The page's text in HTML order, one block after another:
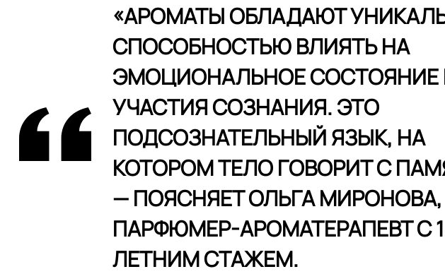
«АРОМАТЫ ОБЛАДАЮТ
СПОСОБНОСТЬЮ ВЛИЯТЬ НА
ЭМОЦИОНАЛЬНОЕ СОСТОЯНИЕ
УЧАСТИЯ СОЗНАНИЯ. ЭТО
ПОДСОЗНАТЕЛЬНЫЙ ЯЗЫК, НА
КОТОРОМ ТЕЛО ГОВОРИТ С
— ПОЯСНЯЕТ ОЛЬГА МИРОНОВА,
ПАРФЮМЕР-АРОМАТЕРАПЕВТ С
ЛЕТНИМ СТАЖЕМ.